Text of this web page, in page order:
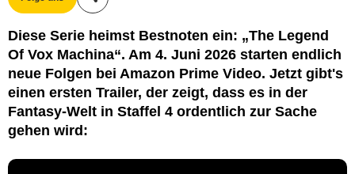
Teile diesen Artikel
Diese Serie heimst Bestnoten ein: „The Legend
Of Vox Machina“. Am 4. Juni 2026 starten endlich
neue Folgen bei Amazon Prime Video. Jetzt gibt's
einen ersten Trailer, der zeigt, dass es in der
Fantasy-Welt in Staffel 4 ordentlich zur Sache
gehen wird: